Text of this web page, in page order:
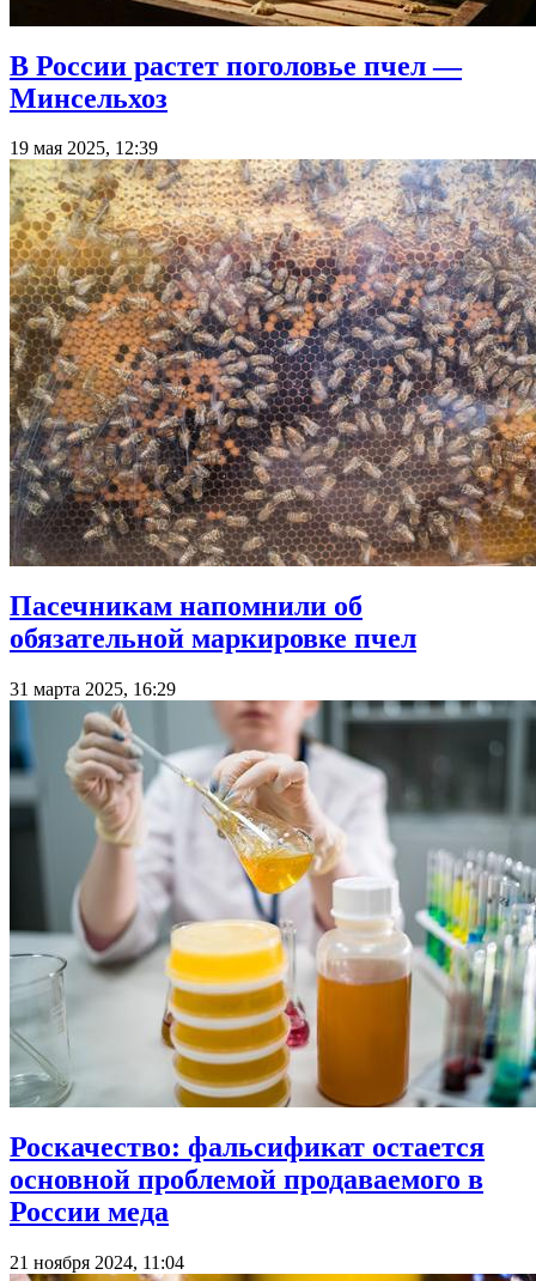
В России растет поголовье пчел —
Минсельхоз
19 мая 2025, 12:39
Пасечникам напомнили об
обязательной маркировке пчел
31 марта 2025, 16:29
Роскачество: фальсификат остается
основной проблемой продаваемого в
России меда
21 ноября 2024, 11:04